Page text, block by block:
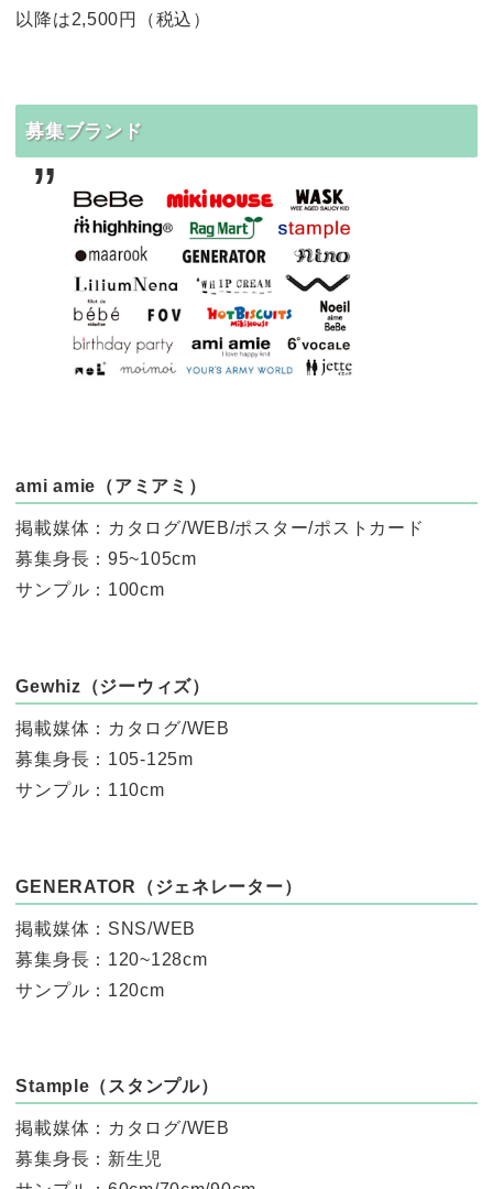
以降は2,500円（税込）
募集ブランド
ami amie（アミアミ）
掲載媒体：カタログ/WEB/ポスター/ポストカード
募集身長：95~105cm
サンプル：100cm
Gewhiz（ジーウィズ）
掲載媒体：カタログ/WEB
募集身長：105-125m
サンプル：110cm
GENERATOR（ジェネレーター）
掲載媒体：SNS/WEB
募集身長：120~128cm
サンプル：120cm
Stample（スタンプル）
掲載媒体：カタログ/WEB
募集身長：新生児